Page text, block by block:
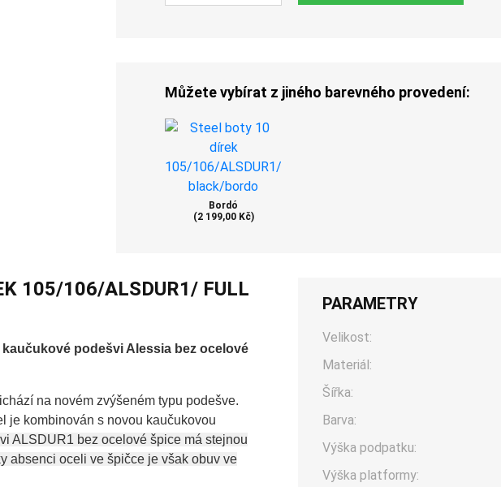
Můžete vybírat z jiného barevného provedení:
Bordó
(2 199,00 Kč)
105/106/ALSDUR1/ FULL
podešvi Alessia bez ocelové
na novém zvýšeném typu podešve.
je kombinován s novou kaučukovou
ALSDUR1 bez ocelové špice má stejnou
absenci oceli ve špičce je však obuv ve
PARAMETRY
Velikost:
Materiál:
Šířka:
Barva:
Výška podpatku:
Výška platformy: